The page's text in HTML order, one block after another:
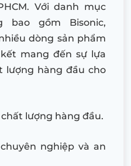
Với danh mục
bao gồm Bisonic,
dòng sản phẩm
mang đến sự lựa
lượng hàng đầu cho
lượng hàng đầu.
nghiệp và an